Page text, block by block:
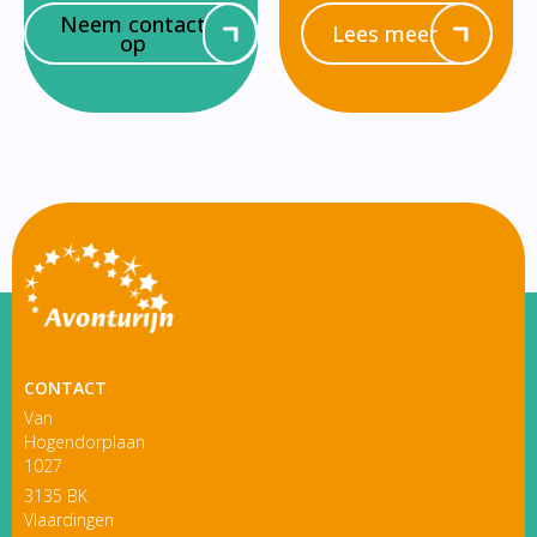
Neem contact
op Lees meer
CONTACT
Van
Hogendorplaan
1027
3135 BK
Vlaardingen